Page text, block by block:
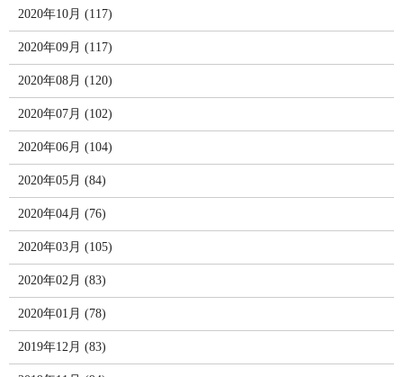
2020年10月 (117)
2020年09月 (117)
2020年08月 (120)
2020年07月 (102)
2020年06月 (104)
2020年05月 (84)
2020年04月 (76)
2020年03月 (105)
2020年02月 (83)
2020年01月 (78)
2019年12月 (83)